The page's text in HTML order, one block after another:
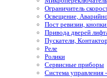
Ограничитель
Освещение,
Пост ревизии,
Привода дверей
Пускатели,
Реле
Ролики
Сервисные приборы
Система управления